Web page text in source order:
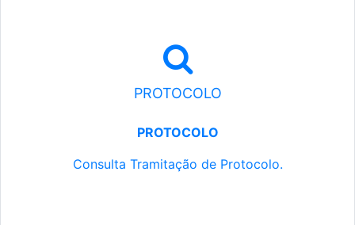
PROTOCOLO
PROTOCOLO
Consulta Tramitação de Protocolo.